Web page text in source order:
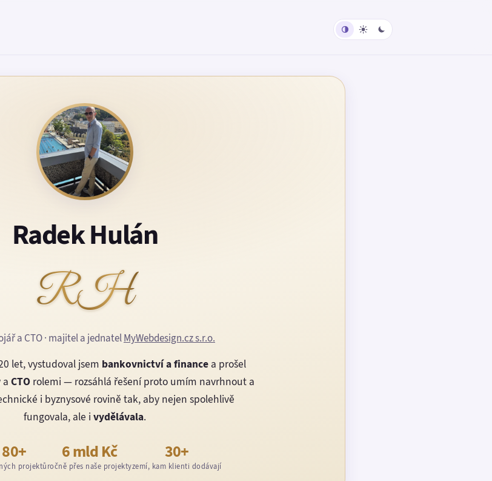
Radek Hulán
RH
a CTO · majitel a jednatelMyWebdesign.cz s.r.o.
let, vystudoval jsem bankovnictví a financea prošel
CTOrolemi — rozsáhlá řešení proto umím navrhnout a
i byznysové rovině tak, aby nejen spolehlivě
fungovala, ale i vydělávala.
80+
projektů
6 mld Kč
ročně přes naše projekty
30+
zemí, kam klienti dodávají